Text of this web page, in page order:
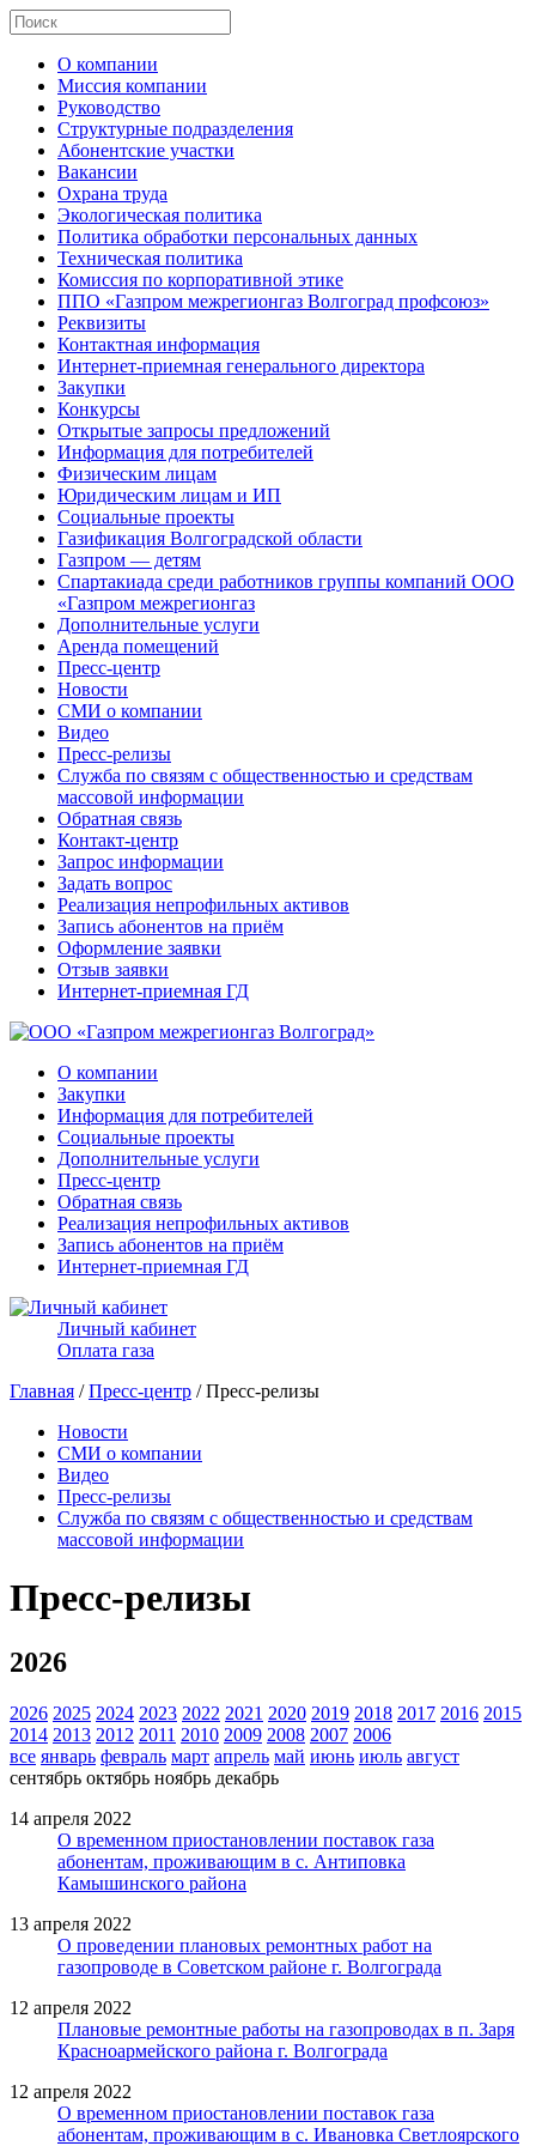
О компании
Миссия компании
Руководство
Структурные подразделения
Абонентские участки
Вакансии
Охрана труда
Экологическая политика
Политика обработки персональных данных
Техническая политика
Комиссия по корпоративной этике
ППО «Газпром межрегионгаз Волгоград профсоюз»
Реквизиты
Контактная информация
Интернет-приемная генерального директора
Закупки
Конкурсы
Открытые запросы предложений
Информация для потребителей
Физическим лицам
Юридическим лицам и ИП
Социальные проекты
Газификация Волгоградской области
Газпром — детям
Спартакиада среди работников группы компаний ООО
«Газпром межрегионгаз
Дополнительные услуги
Аренда помещений
Пресс-центр
Новости
СМИ о компании
Видео
Пресс-релизы
Служба по связям с общественностью и средствам
массовой информации
Обратная связь
Контакт-центр
Запрос информации
Задать вопрос
Реализация непрофильных активов
Запись абонентов на приём
Оформление заявки
Отзыв заявки
Интернет-приемная ГД
О компании
Закупки
Информация для потребителей
Социальные проекты
Дополнительные услуги
Пресс-центр
Обратная связь
Реализация непрофильных активов
Запись абонентов на приём
Интернет-приемная ГД
Личный кабинет
Оплата газа
Главная /Пресс-центр / Пресс-релизы
Новости
СМИ о компании
Видео
Пресс-релизы
Служба по связям с общественностью и средствам
массовой информации
Пресс-релизы
2026
2026 2025 2024 2023 2022 2021 2020 2019 2018 2017 2016 2015
2014 2013 2012 2011 2010 2009 2008 2007 2006
все январь февраль март апрель май июнь июль август
сентябрь октябрь ноябрь декабрь
14 апреля 2022
О временном приостановлении поставок газа
абонентам, проживающим в с. Антиповка
Камышинского района
13 апреля 2022
О проведении плановых ремонтных работ на
газопроводе в Советском районе г. Волгограда
12 апреля 2022
Плановые ремонтные работы на газопроводах в п. Заря
Красноармейского района г. Волгограда
12 апреля 2022
О временном приостановлении поставок газа
абонентам, проживающим в с. Ивановка Светлоярского